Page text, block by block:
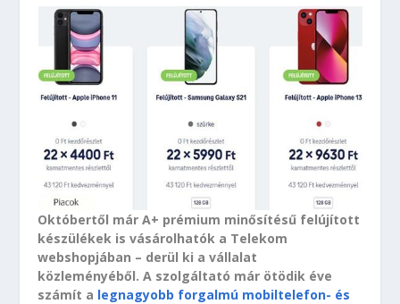
Októbertől már A+ prémium minősítésű felújított
készülékek is vásárolhatók a Telekom
webshopjában – derül ki a vállalat
közleményéből. A szolgáltató már ötödik éve
számít a legnagyobb forgalmú mobiltelefon- és